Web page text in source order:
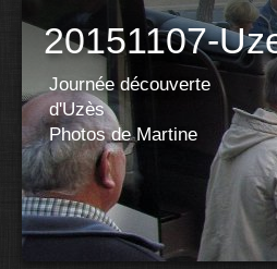
20151107-
Journée découverte
d'Uzès
Photos de Martine